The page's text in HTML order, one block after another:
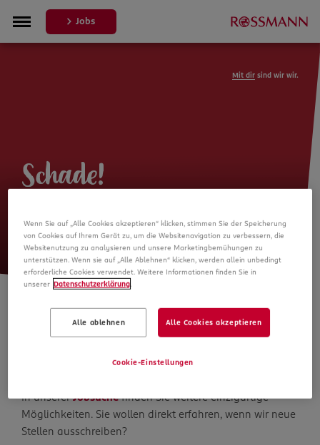
Jobs
Mit dir sind wir wir.
Schade!
mehr verfügbar
Die Suche geht weiter
In unsererJobsuchefinden Sie weitere einzigartige
Möglichkeiten. Sie wollen direkt erfahren, wenn wir neue
Stellen ausschreiben?
Wenn Sie auf „Alle Cookies akzeptieren“ klicken, stimmen Sie der Speicherung
von Cookies auf Ihrem Gerät zu, um die Websitenavigation zu verbessern, die
Websitenutzung zu analysieren und unsere Marketingbemühungen zu
unterstützen. Wenn sie auf „Alle Ablehnen“ klicken, werden allein unbedingt
erforderliche Cookies verwendet. Weitere Informationen finden Sie in
unserer Datenschutzerklärung
Alle ablehnen Alle Cookies akzeptieren
Cookie-Einstellungen